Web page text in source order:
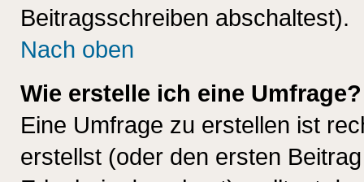
Beitragsschreiben abschaltest).
Nach oben
Wie erstelle ich eine Umfrage?
Eine Umfrage zu erstellen ist
erstellst (oder den ersten